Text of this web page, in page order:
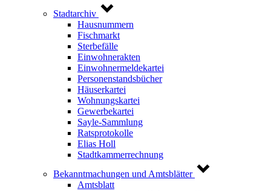
Stadtarchiv
Hausnummern
Fischmarkt
Sterbefälle
Einwohnerakten
Einwohnermeldekartei
Personenstandsbücher
Häuserkartei
Wohnungskartei
Gewerbekartei
Sayle-Sammlung
Ratsprotokolle
Elias Holl
Stadtkammerrechnung
Bekanntmachungen und Amtsblätter
Amtsblatt